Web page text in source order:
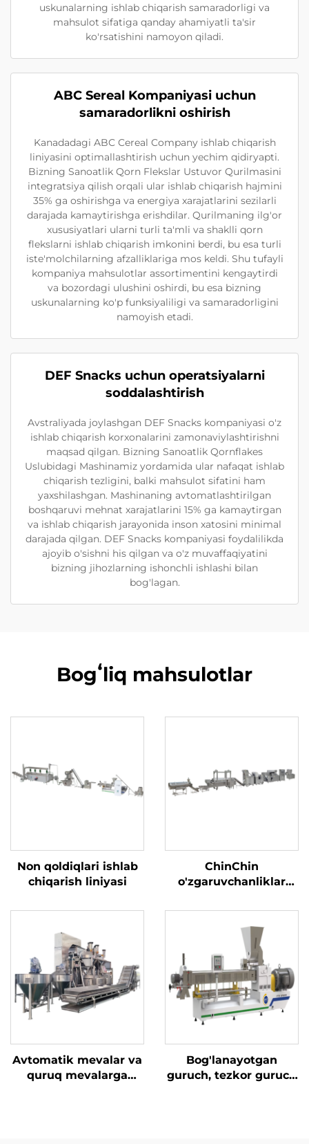
uskunalarning ishlab chiqarish samaradorligi va
mahsulot sifatiga qanday ahamiyatli ta'sir
ko'rsatishini namoyon qiladi.
ABC Sereal Kompaniyasi uchun
samaradorlikni oshirish
Kanadadagi ABC Cereal Company ishlab chiqarish
liniyasini optimallashtirish uchun yechim qidiryapti.
Bizning Sanoatlik Qorn Flekslar Ustuvor Qurilmasini
integratsiya qilish orqali ular ishlab chiqarish hajmini
35% ga oshirishga va energiya xarajatlarini sezilarli
darajada kamaytirishga erishdilar. Qurilmaning ilg'or
xususiyatlari ularni turli ta'mli va shaklli qorn
flekslarni ishlab chiqarish imkonini berdi, bu esa turli
iste'molchilarning afzalliklariga mos keldi. Shu tufayli
kompaniya mahsulotlar assortimentini kengaytirdi
va bozordagi ulushini oshirdi, bu esa bizning
uskunalarning ko'p funksiyaliligi va samaradorligini
namoyish etadi.
DEF Snacks uchun operatsiyalarni
soddalashtirish
Avstraliyada joylashgan DEF Snacks kompaniyasi o'z
ishlab chiqarish korxonalarini zamonaviylashtirishni
maqsad qilgan. Bizning Sanoatlik Qornflakes
Uslubidagi Mashinamiz yordamida ular nafaqat ishlab
chiqarish tezligini, balki mahsulot sifatini ham
yaxshilashgan. Mashinaning avtomatlashtirilgan
boshqaruvi mehnat xarajatlarini 15% ga kamaytirgan
va ishlab chiqarish jarayonida inson xatosini minimal
darajada qilgan. DEF Snacks kompaniyasi foydalilikda
ajoyib o'sishni his qilgan va o'z muvaffaqiyatini
bizning jihozlarning ishonchli ishlashi bilan
bog'lagan.
Bogʻliq mahsulotlar
Non qoldiqlari ishlab
chiqarish liniyasi
ChinChin
o'zgaruvchanliklar
liniyasi
Avtomatik mevalar va
quruq mevalarga
Bog'lanayotgan
guruch, tezkor guruch